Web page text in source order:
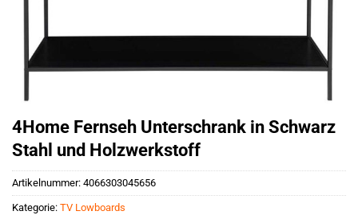
4Home Fernseh Unterschrank in Schwarz
Stahl und Holzwerkstoff
Artikelnummer: 4066303045656
Kategorie: TV Lowboards